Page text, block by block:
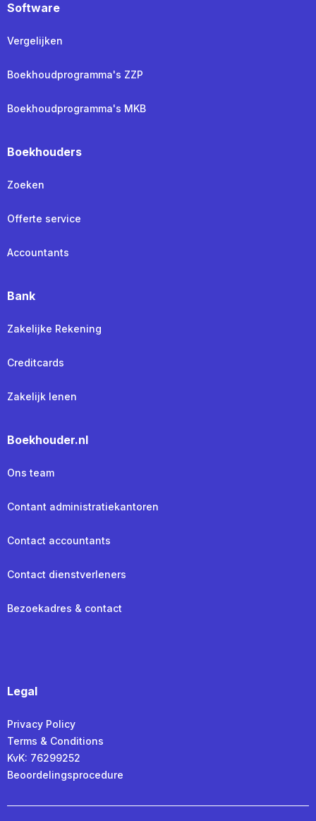
Software
Vergelijken
Boekhoudprogramma's ZZP
Boekhoudprogramma's MKB
Boekhouders
Zoeken
Offerte service
Accountants
Bank
Zakelijke Rekening
Creditcards
Zakelijk lenen
Boekhouder.nl
Ons team
Contant administratiekantoren
Contact accountants
Contact dienstverleners
Bezoekadres & contact
Legal
Privacy Policy
Terms & Conditions
KvK: 76299252
Beoordelingsprocedure